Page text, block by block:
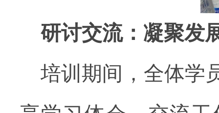
研讨交流：凝聚发
培训期间，全体学